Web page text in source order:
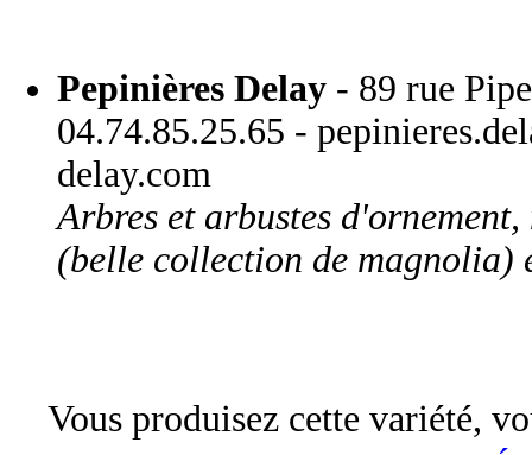
Pepinières Delay - 89 rue
04.74.85.25.65 -
delay.com
Arbres et arbustes
(belle collection de magnolia)
Vous produisez cette variété,